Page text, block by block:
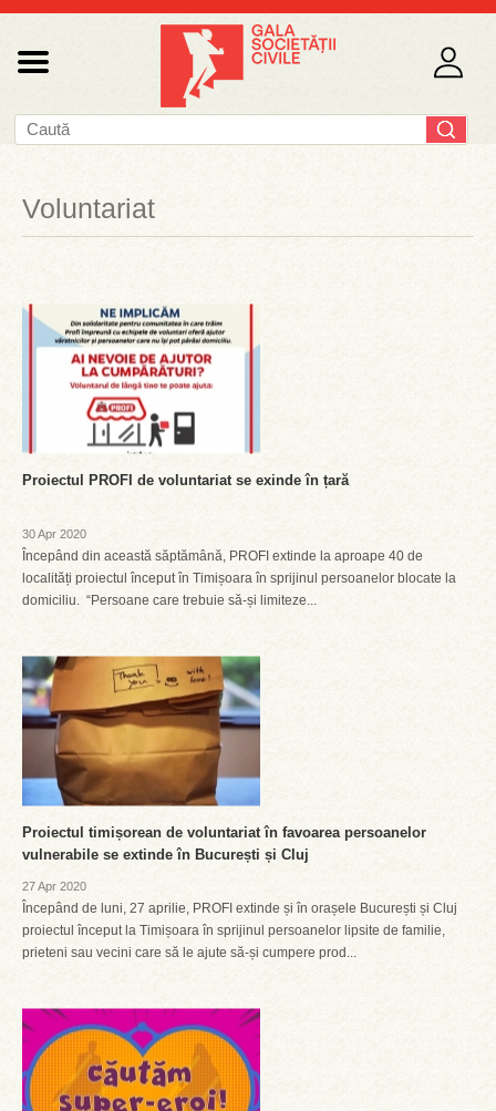
Voluntariat
Proiectul PROFI de voluntariat se exinde în țară
30 Apr 2020
Începând din această săptămână, PROFI extinde la aproape 40 de
localități proiectul început în Timișoara în sprijinul persoanelor blocate la
domiciliu. “Persoane care trebuie să-și limiteze...
Proiectul timișorean de voluntariat în favoarea persoanelor
vulnerabile se extinde în București și Cluj
27 Apr 2020
Începând de luni, 27 aprilie, PROFI extinde și în orașele București și Cluj
proiectul început la Timișoara în sprijinul persoanelor lipsite de familie,
prieteni sau vecini care să le ajute să-și cumpere prod...